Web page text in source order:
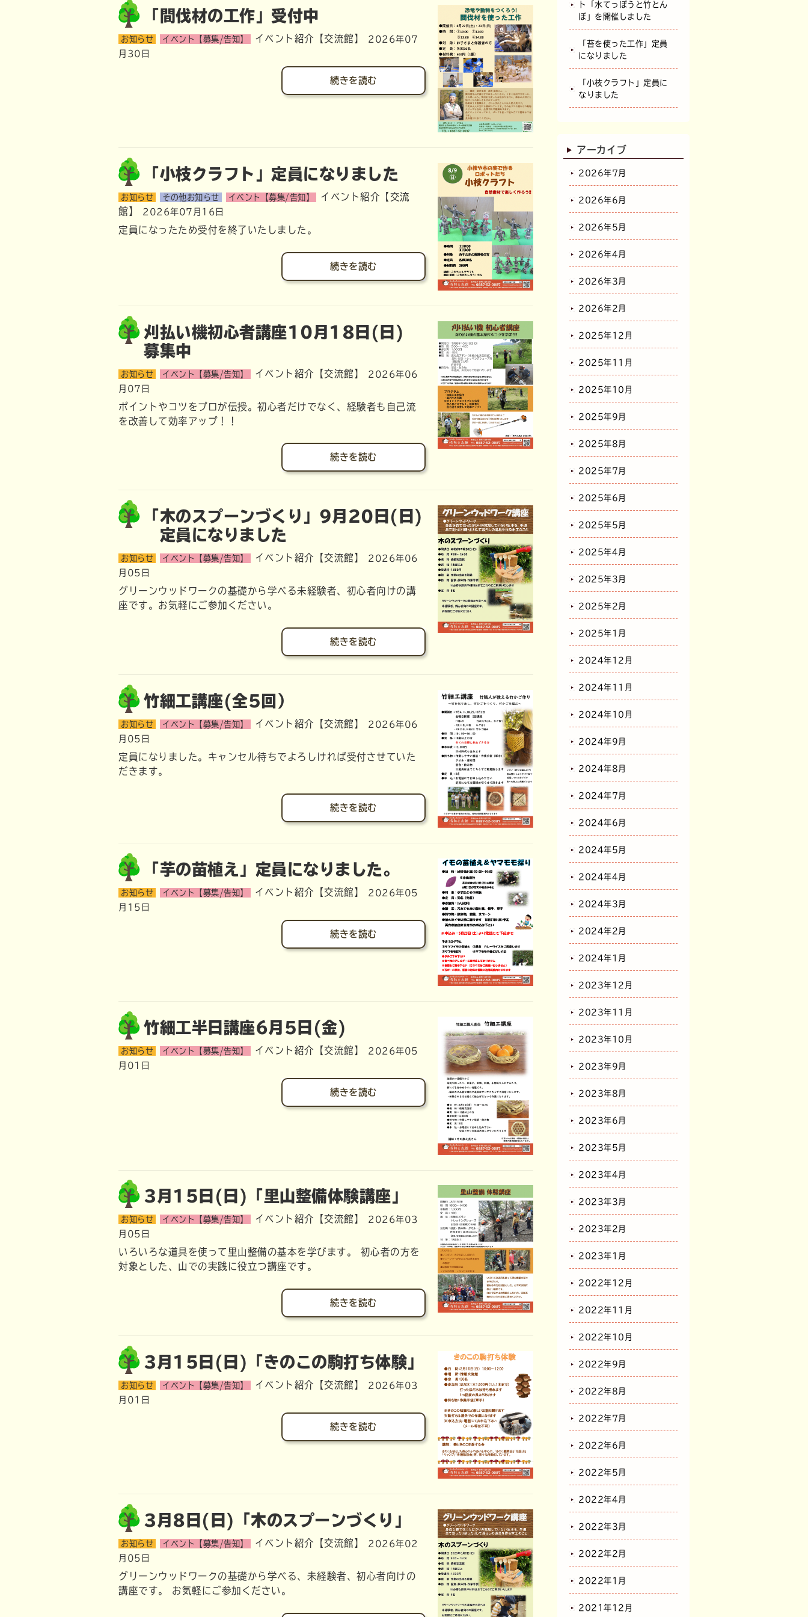
「間伐材の工作」受付中
お知らせ イベント【募集/告知】 イベント紹介【交流館】
2026年07
月30日
続きを読む
「小枝クラフト」定員になりました
お知らせ その他お知らせ イベント【募集/告知】
イベント紹介【交流
館】
2026年07月16日
定員になったため受付を終了いたしました。
続きを読む
刈払い機初心者講座10月18日(日)
募集中
お知らせ イベント【募集/告知】 イベント紹介【交流館】
2026年06
月07日
ポイントやコツをプロが伝授。初心者だけでなく、経験者も自己流
を改善して効率アップ！！
続きを読む
「木のスプーンづくり」9月20日(日)
定員になりました
お知らせ イベント【募集/告知】 イベント紹介【交流館】
2026年06
月05日
グリーンウッドワークの基礎から学べる未経験者、初心者向けの講
座です。お気軽にご参加ください。
続きを読む
竹細工講座(全5回）
お知らせ イベント【募集/告知】 イベント紹介【交流館】
2026年06
月05日
定員になりました。キャンセル待ちでよろしければ受付させていた
だきます。
続きを読む
「芋の苗植え」定員になりました。
お知らせ イベント【募集/告知】 イベント紹介【交流館】
2026年05
月15日
続きを読む
竹細工半日講座6月5日(金)
お知らせ イベント【募集/告知】 イベント紹介【交流館】
2026年05
月01日
続きを読む
3月15日(日)「里山整備体験講座」
お知らせ イベント【募集/告知】 イベント紹介【交流館】
2026年03
月05日
いろいろな道具を使って里山整備の基本を学びます。 初心者の方を
対象とした、山での実践に役立つ講座です。
続きを読む
3月15日(日)「きのこの駒打ち体験」
お知らせ イベント【募集/告知】 イベント紹介【交流館】
2026年03
月01日
続きを読む
3月8日(日)「木のスプーンづくり」
お知らせ イベント【募集/告知】 イベント紹介【交流館】
2026年02
月05日
グリーンウッドワークの基礎から学べる、未経験者、初心者向けの
講座です。 お気軽にご参加ください。
ト「水てっぽうと竹とん
ぼ」を開催しました
「苔を使った工作」定員
になりました
「小枝クラフト」定員に
なりました
アーカイブ
2026年7月
2026年6月
2026年5月
2026年4月
2026年3月
2026年2月
2025年12月
2025年11月
2025年10月
2025年9月
2025年8月
2025年7月
2025年6月
2025年5月
2025年4月
2025年3月
2025年2月
2025年1月
2024年12月
2024年11月
2024年10月
2024年9月
2024年8月
2024年7月
2024年6月
2024年5月
2024年4月
2024年3月
2024年2月
2024年1月
2023年12月
2023年11月
2023年10月
2023年9月
2023年8月
2023年6月
2023年5月
2023年4月
2023年3月
2023年2月
2023年1月
2022年12月
2022年11月
2022年10月
2022年9月
2022年8月
2022年7月
2022年6月
2022年5月
2022年4月
2022年3月
2022年2月
2022年1月
2021年12月